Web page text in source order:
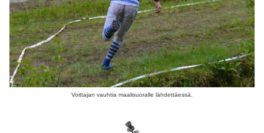
Voittajan vauhtia maalisuoralle lähdettäessä.